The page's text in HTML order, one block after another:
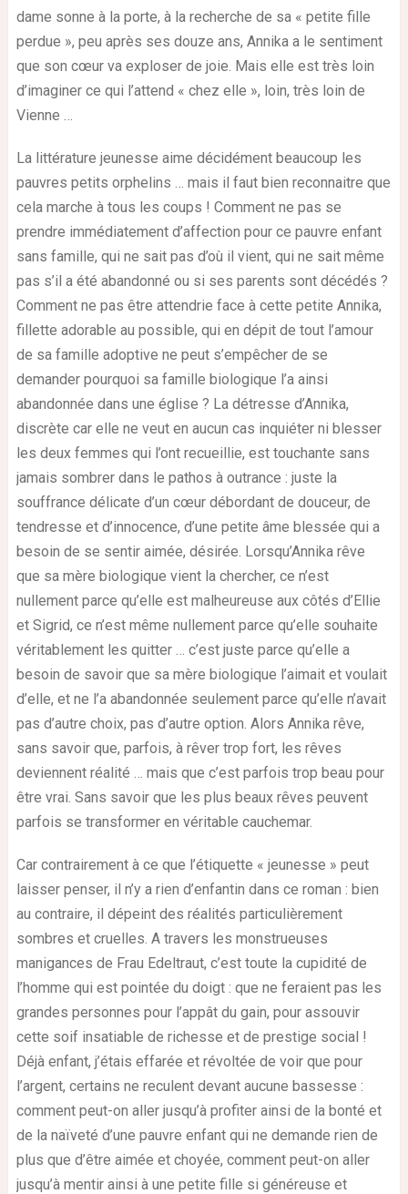
dame sonne à la porte, à la recherche de sa « petite fille
perdue », peu après ses douze ans, Annika a le sentiment
que son cœur va exploser de joie. Mais elle est très loin
d’imaginer ce qui l’attend « chez elle », loin, très loin de
Vienne …
La littérature jeunesse aime décidément beaucoup les
pauvres petits orphelins … mais il faut bien reconnaitre que
cela marche à tous les coups ! Comment ne pas se
prendre immédiatement d’affection pour ce pauvre enfant
sans famille, qui ne sait pas d’où il vient, qui ne sait même
pas s’il a été abandonné ou si ses parents sont décédés ?
Comment ne pas être attendrie face à cette petite Annika,
fillette adorable au possible, qui en dépit de tout l’amour
de sa famille adoptive ne peut s’empêcher de se
demander pourquoi sa famille biologique l’a ainsi
abandonnée dans une église ? La détresse d’Annika,
discrète car elle ne veut en aucun cas inquiéter ni blesser
les deux femmes qui l’ont recueillie, est touchante sans
jamais sombrer dans le pathos à outrance : juste la
souffrance délicate d’un cœur débordant de douceur, de
tendresse et d’innocence, d’une petite âme blessée qui a
besoin de se sentir aimée, désirée. Lorsqu’Annika rêve
que sa mère biologique vient la chercher, ce n’est
nullement parce qu’elle est malheureuse aux côtés d’Ellie
et Sigrid, ce n’est même nullement parce qu’elle souhaite
véritablement les quitter … c’est juste parce qu’elle a
besoin de savoir que sa mère biologique l’aimait et voulait
d’elle, et ne l’a abandonnée seulement parce qu’elle n’avait
pas d’autre choix, pas d’autre option. Alors Annika rêve,
sans savoir que, parfois, à rêver trop fort, les rêves
deviennent réalité … mais que c’est parfois trop beau pour
être vrai. Sans savoir que les plus beaux rêves peuvent
parfois se transformer en véritable cauchemar.
Car contrairement à ce que l’étiquette « jeunesse » peut
laisser penser, il n’y a rien d’enfantin dans ce roman : bien
au contraire, il dépeint des réalités particulièrement
sombres et cruelles. A travers les monstrueuses
manigances de Frau Edeltraut, c’est toute la cupidité de
l’homme qui est pointée du doigt : que ne feraient pas les
grandes personnes pour l’appât du gain, pour assouvir
cette soif insatiable de richesse et de prestige social !
Déjà enfant, j’étais effarée et révoltée de voir que pour
l’argent, certains ne reculent devant aucune bassesse :
comment peut-on aller jusqu’à profiter ainsi de la bonté et
de la naïveté d’une pauvre enfant qui ne demande rien de
plus que d’être aimée et choyée, comment peut-on aller
jusqu’à mentir ainsi à une petite fille si généreuse et